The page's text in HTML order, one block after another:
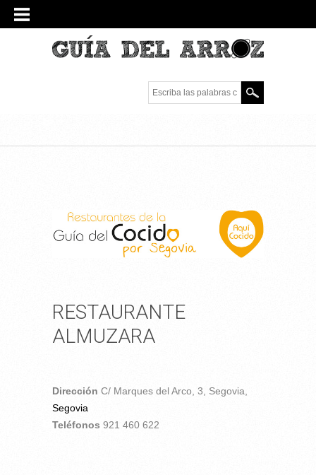
Escriba las palabras
clave.
RESTAURANTE
ALMUZARA
Dirección C/ Marques del Arco, 3, Segovia,
Segovia
Teléfonos 921 460 622